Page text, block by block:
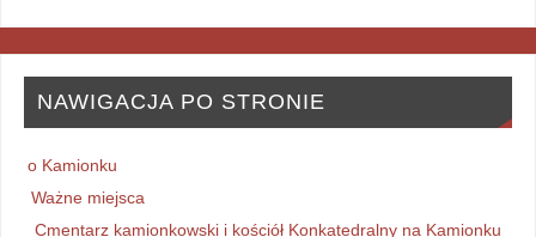
NAWIGACJA PO STRONIE
o Kamionku
Ważne miejsca
Cmentarz kamionkowski i kościół Konkatedralny na Kamionku